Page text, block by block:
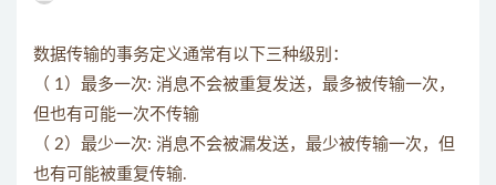
数据传输的事务定义通常有以下三种级别：
（ 1）最多一次: 消息不会被重复发送，最多被传输一次，
但也有可能一次不传输
（ 2）最少一次: 消息不会被漏发送，最少被传输一次，但
也有可能被重复传输.